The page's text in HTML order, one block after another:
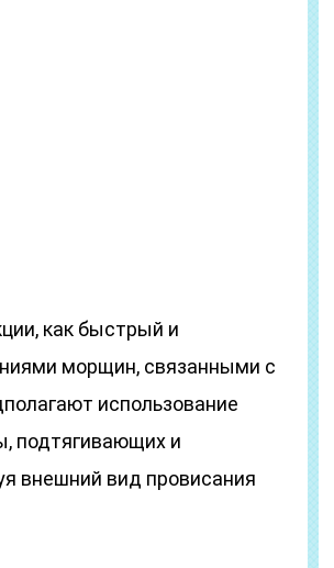
как быстрый и
морщин, связанными с
использование
подтягивающих и
внешний вид провисания